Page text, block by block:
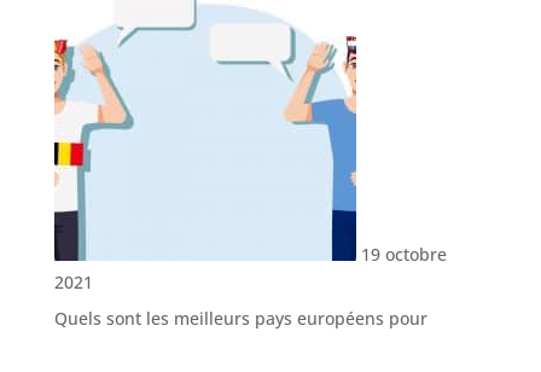
19 octobre
2021
Quels sont les meilleurs pays européens pour